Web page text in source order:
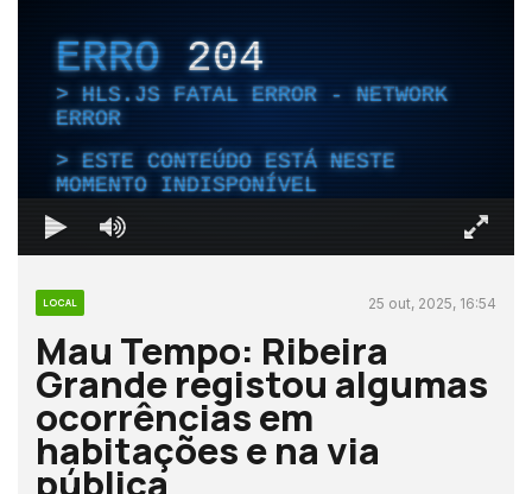
ERRO204
HLS.JS FATAL ERROR - NETWORK
ERROR
ESTE CONTEÚDO ESTÁ NESTE
MOMENTO INDISPONÍVEL
LOCAL 25 out, 2025, 16:54
Mau Tempo: Ribeira
Grande registou algumas
ocorrências em
habitações e na via
pública